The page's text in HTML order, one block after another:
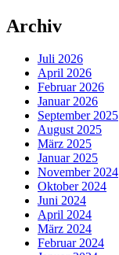
Archiv
Juli 2026
April 2026
Februar 2026
Januar 2026
September 2025
August 2025
März 2025
Januar 2025
November 2024
Oktober 2024
Juni 2024
April 2024
März 2024
Februar 2024